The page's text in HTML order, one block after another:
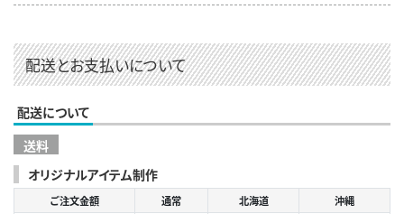
配送とお支払いについて
配送について
送料
オリジナルアイテム制作
ご注文金額 通常 北海道
沖縄